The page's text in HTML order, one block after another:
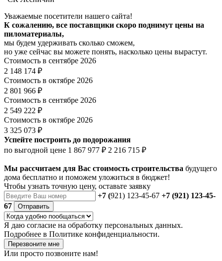
Уважаемые посетители нашего сайта!
К сожалению, все поставщики скоро поднимут цены на
пиломатериалы,
мы будем удерживать сколько сможем,
но уже сейчас вы можете понять, насколько цены вырастут.
Стоимость в сентябре 2026
2 148 174 ₽
Стоимость в октябре 2026
2 801 966 ₽
Стоимость в сентябре 2026
2 549 222 ₽
Стоимость в октябре 2026
3 325 073 ₽
Успейте построить до подорожания
по выгодной цене 1 867 977 ₽ 2 216 715 ₽
Мы рассчитаем для Вас стоимость строительства будущего
дома бесплатно и поможем уложиться в бюджет!
Чтобы узнать точную цену, оставьте заявку
+7 (921) 123-45-67 +7 (921) 123-45-
67
Отправить
Я даю согласие на обработку персональных данных.
Подробнее в Политике конфиденциальности.
Перезвоните мне
Или просто позвоните нам!